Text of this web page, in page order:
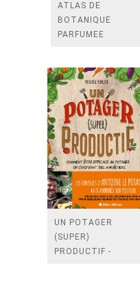
ATLAS DE
BOTANIQUE
PARFUMEE
UN POTAGER
(SUPER)
PRODUCTIF -